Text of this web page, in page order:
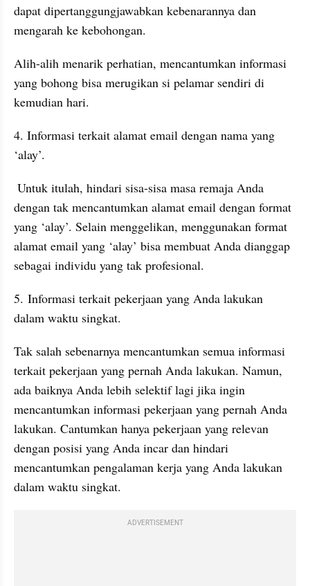
dapat dipertanggungjawabkan kebenarannya dan
mengarah ke kebohongan.
Alih-alih menarik perhatian, mencantumkan informasi
yang bohong bisa merugikan si pelamar sendiri di
kemudian hari.
4. Informasi terkait alamat email dengan nama yang
‘alay’.
dengan tak mencantumkan alamat email dengan format
yang ‘alay’. Selain menggelikan, menggunakan format
alamat email yang ‘alay’ bisa membuat Anda dianggap
sebagai individu yang tak profesional.
5. Informasi terkait pekerjaan yang Anda lakukan
dalam waktu singkat.
Tak salah sebenarnya mencantumkan semua informasi
terkait pekerjaan yang pernah Anda lakukan. Namun,
ada baiknya Anda lebih selektif lagi jika ingin
mencantumkan informasi pekerjaan yang pernah Anda
lakukan. Cantumkan hanya pekerjaan yang relevan
dengan posisi yang Anda incar dan hindari
mencantumkan pengalaman kerja yang Anda lakukan
dalam waktu singkat.
ADVERTISEMENT